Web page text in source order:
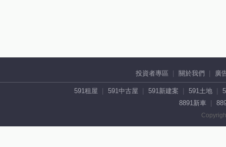
投資者專區 關於我們 廣
591租屋 591中古屋 591新建案 591土地
8891新車